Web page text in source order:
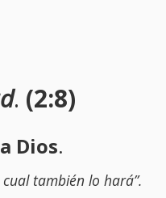
. (2:8)
Dios.
también lo hará”.